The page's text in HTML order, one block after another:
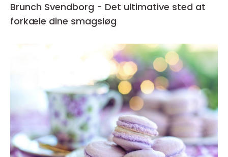
Brunch Svendborg - Det ultimative sted at
forkæle dine smagsløg